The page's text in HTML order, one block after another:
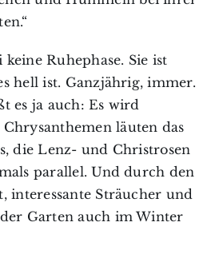
Ruhephase. Sie ist
hell ist. Ganzjährig, immer.
es ja auch: Es wird
läuten das
die Lenz- und Christrosen
parallel. Und durch den
interessante Sträucher und
Garten auch im Winter